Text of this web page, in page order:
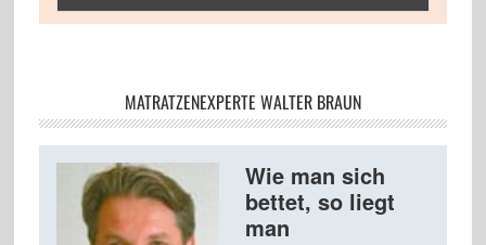
MATRATZENEXPERTE WALTER BRAUN
Wie man sich
bettet, so liegt
man